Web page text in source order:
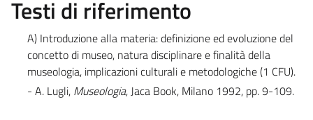
Testi di riferimento
A) Introduzione alla materia: definizione ed evoluzione del
concetto di museo, natura disciplinare e finalità della
museologia, implicazioni culturali e metodologiche (1 CFU).
- A. Lugli, Museologia, Jaca Book, Milano 1992, pp. 9-109.